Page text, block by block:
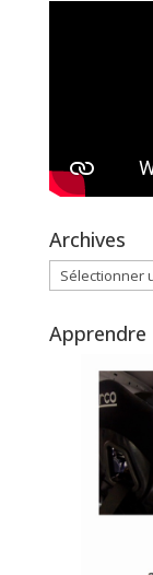
Archives
Archives
Apprendre